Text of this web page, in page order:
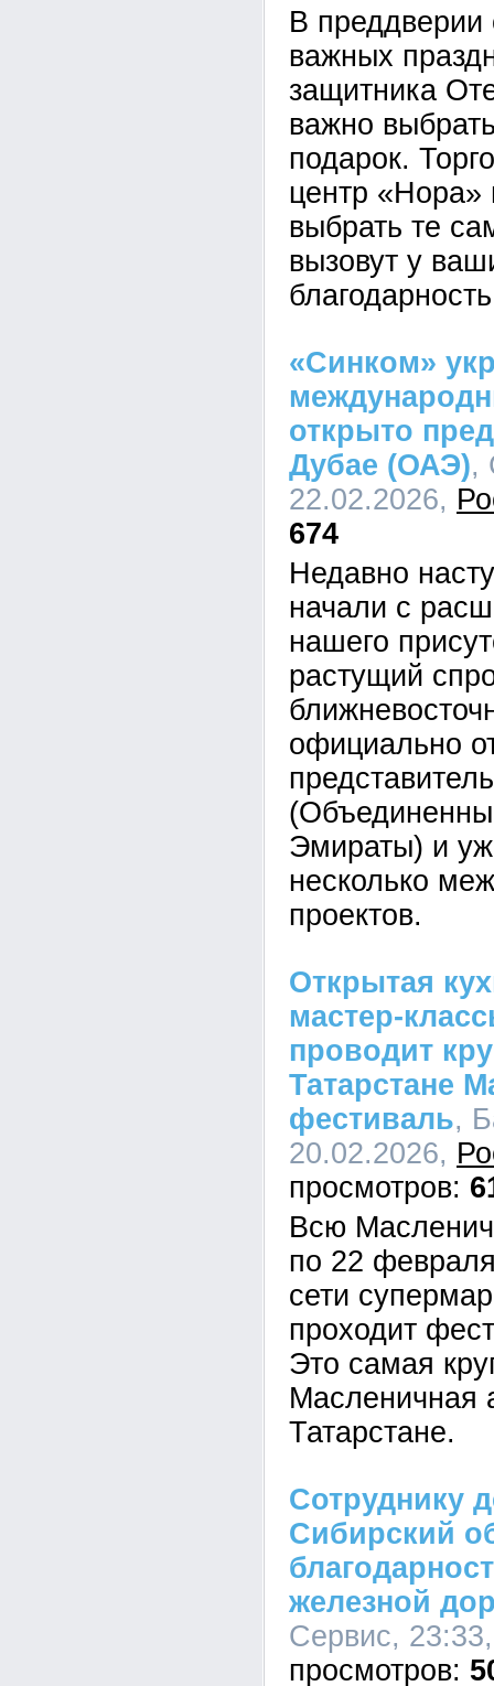
В преддверии
важных
защитника
важно
подарок.
центр «Нора»
выбрать те
вызовут у
«Синком»
открыто
Дубае (ОАЭ),
22.02.2026,
674
Недавно
начали с
нашего
растущий
официально
Эмираты) и
несколько
проектов.
Открытая
мастер-
проводит
Татарстане
фестиваль,
20.02.2026,
Всю
по 22
сети
проходит
Это самая
Масленичная
Татарстане.
Сотруднику
Сибирский
железной
Сервис,